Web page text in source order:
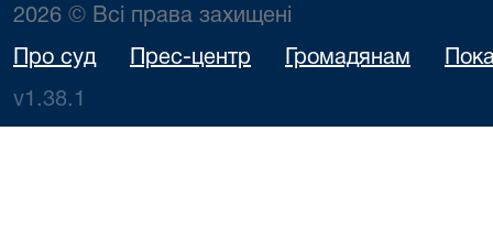
2026 © Всі права захищені
Про суд Прес-центр Громадянам
v1.38.1